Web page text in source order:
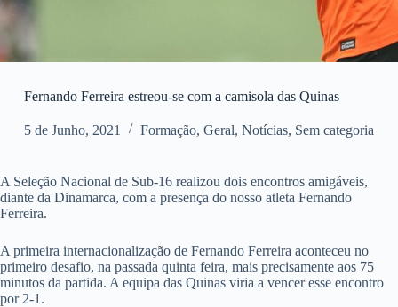
Fernando Ferreira estreou-se com a camisola das Quinas
5 de Junho, 2021 Formação, Geral, Notícias, Sem categoria
A Seleção Nacional de Sub-16 realizou dois encontros amigáveis,
diante da Dinamarca, com a presença do nosso atleta Fernando
Ferreira.
A primeira internacionalização de Fernando Ferreira aconteceu no
primeiro desafio, na passada quinta feira, mais precisamente aos 75
minutos da partida. A equipa das Quinas viria a vencer esse encontro
por 2-1.